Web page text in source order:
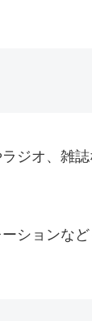
ジオ、雑
ションな